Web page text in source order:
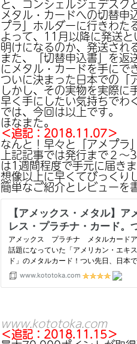
と、コンシェルジェデスク
メタル・カードへの切替申
プラ」ホルダーに行きわた
よって、11月以降に発送
明けになるのか、発送さ
また、「切替申込書」を返
にメタル・カードを手に
ついに決まった日本での「
しかし、その実物を実際に
早く手にしたい気持ちでわ
では、今回は以上です。
ほなまた。
＜追記：2018.11.07＞
なんと！早々と「アメプラ
上記記事では発行まで２
は1週間程度で手元に届き
想像以上に早くてびっくり
簡単なご紹介とレビューを
www.kototoka.com
＜追記：2018.11.15＞